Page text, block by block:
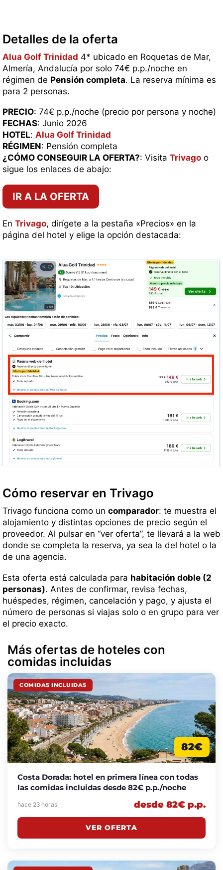
Detalles de la oferta
Alua Golf Trinidad 4* ubicado en Roquetas de Mar,
Almería, Andalucía por solo 74€ p.p./noche en
régimen de Pensión completa. La reserva mínima es
para 2 personas.
PRECIO: 74€ p.p./noche (precio por persona y noche)
FECHAS: Junio 2026
HOTEL: Alua Golf Trinidad
RÉGIMEN: Pensión completa
¿CÓMO CONSEGUIR LA OFERTA?: Visita Trivago o
sigue los enlaces de abajo:
IR A LA OFERTA
En Trivago, dirígete a la pestaña «Precios» en la
página del hotel y elige la opción destacada:
Cómo reservar en Trivago
Trivago funciona como un comparador: te muestra el
alojamiento y distintas opciones de precio según el
proveedor. Al pulsar en “ver oferta”, te llevará a la web
donde se completa la reserva, ya sea la del hotel o la
de una agencia.
Esta oferta está calculada para habitación doble (2
personas). Antes de confirmar, revisa fechas,
huéspedes, régimen, cancelación y pago, y ajusta el
número de personas si viajas solo o en grupo para ver
el precio exacto.
Más ofertas de hoteles con
comidas incluidas
COMIDAS INCLUIDAS
82€
Costa Dorada: hotel en primera línea con todas
las comidas incluidas desde 82€ p.p./noche
hace 23 horas desde 82€ p.p.
VER OFERTA